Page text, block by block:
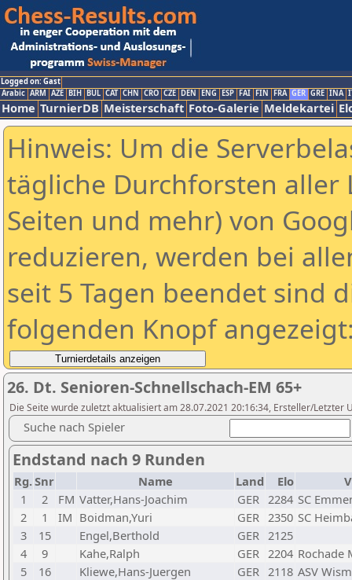
Logged on: Gast
Arabic ARM AZE BIH BUL CAT CHN CRO CZE DEN ENG ESP FAI FIN FRA GER GRE INA
Home TurnierDB Meisterschaft Foto-Galerie Meldekartei
Hinweis: Um die
tägliche Durchforsten aller
Seiten und mehr) von
reduzieren, werden bei
seit 5 Tagen beendet sind
folgenden Knopf
26. Dt. Senioren-Schnellschach-EM 65+
Die Seite wurde zuletzt aktualisiert am 28.07.2021 20:16:34, Ersteller/Letzter
Suche nach Spieler
Endstand nach 9 Runden
Rg.Snr Name Land Elo
1
2 FM Vatter,Hans-Joachim GER 2284 SC
2
1 IM Boidman,Yuri GER 2350 SC
3
15 Engel,Berthold GER 2125
4
9 Kahe,Ralph GER 2204 Rochade
5
16 Kliewe,Hans-Juergen GER 2118 ASV